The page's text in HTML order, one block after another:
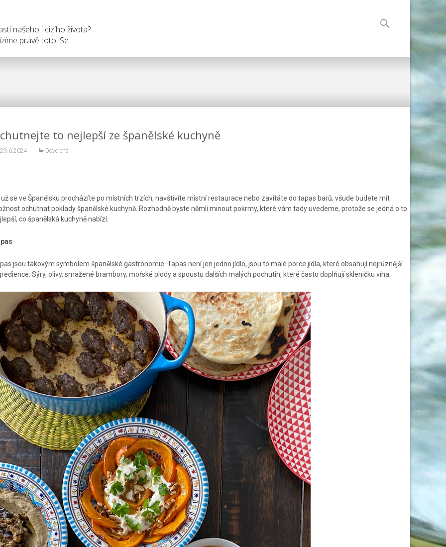
našeho i cizího života?
právě toto. Se
to
content
Vyhledávání
to nejlepší ze španělské kuchyně
29.6.2024 Dovolená
se ve Španělsku procházíte po místních trzích, navštívíte místní restaurace nebo zavítáte do tapas barů, všude budete mít
ochutnat poklady španělské kuchyně. Rozhodně byste němli minout pokrmy, které vám tady uvedeme, protože se jedná o to
co španělská kuchyně nabízí.
jsou takovým symbolem španělské gastronomie. Tapas není jen jedno jídlo, jsou to malé porce jídla, které obsahují nejrůznější
Sýry, olivy, smažené brambory, mořské plody a spoustu dalších malých pochutin, které často doplňují skleničku vína.